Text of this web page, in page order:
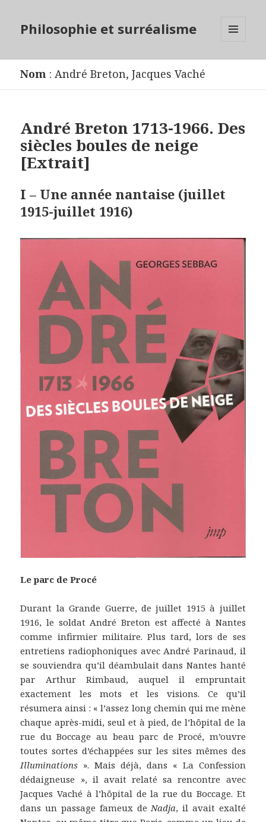
Philosophie et surréalisme
Nom :André Breton,Jacques Vaché
André Breton 1713-1966. Des
siècles boules de neige
[Extrait]
I – Une année nantaise (juillet
1915-juillet 1916)
Le parc de Procé
Durant la Grande Guerre, de juillet 1915 à juillet
1916, le soldat André Breton est affecté à Nantes
comme infirmier militaire. Plus tard, lors de ses
entretiens radiophoniques avec André Parinaud, il
se souviendra qu’il déambulait dans Nantes hanté
par Arthur Rimbaud, auquel il empruntait
exactement les mots et les visions. Ce qu’il
résumera ainsi : « l’assez long chemin qui me mène
chaque après-midi, seul et à pied, de l’hôpital de la
rue du Boccage au beau parc de Procé, m’ouvre
toutes sortes d’échappées sur les sites mêmes des
Illuminations ». Mais déjà, dans « La Confession
dédaigneuse », il avait relaté sa rencontre avec
Jacques Vaché à l’hôpital de la rue du Boccage. Et
dans un passage fameux deNadja, il avait exalté